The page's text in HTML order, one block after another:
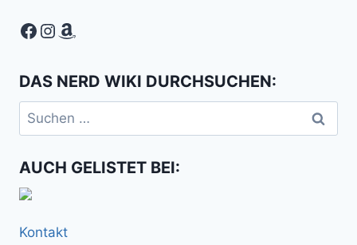
Facebook
Instagram
Amazon
DAS NERD WIKI DURCHSUCHEN:
Suchen
nach:
AUCH GELISTET BEI:
Kontakt